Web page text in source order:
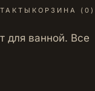
КОРЗИНА ( 0 )
для ванной. Все